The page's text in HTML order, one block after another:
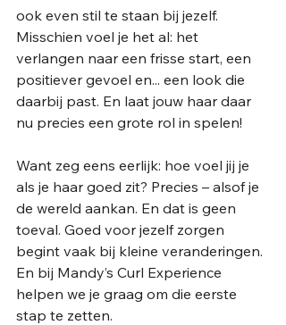
ook even stil te staan bij jezelf.
Misschien voel je het al: het
verlangen naar een frisse start, een
positiever gevoel en... een look die
daarbij past. En laat jouw haar daar
nu precies een grote rol in spelen!
Want zeg eens eerlijk: hoe voel jij je
als je haar goed zit? Precies – alsof je
de wereld aankan. En dat is geen
toeval. Goed voor jezelf zorgen
begint vaak bij kleine veranderingen.
En bij Mandy’s Curl Experience
helpen we je graag om die eerste
stap te zetten.